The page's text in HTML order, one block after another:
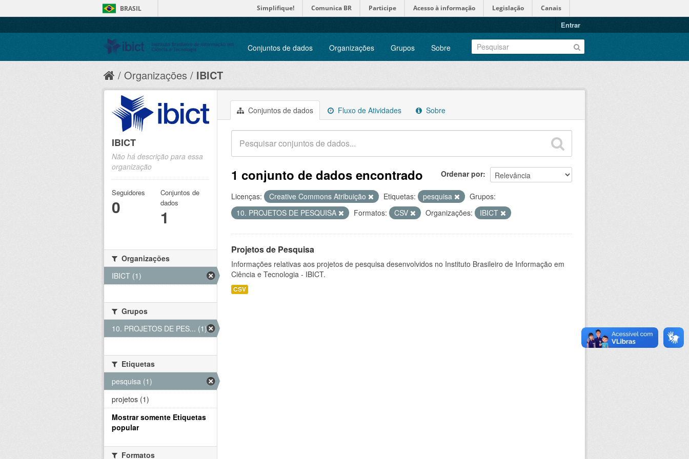
BRASIL Simplifique! Comunica BR Participe Acesso à informação Legislação Canais
Entrar
Conjuntos de dados Organizações Grupos Sobre
Organizações IBICT
Conjuntos de dados Fluxo de Atividades Sobre
Ordenar por
1 conjunto de dados encontrado
Licenças: Creative Commons Atribuição Etiquetas: pesquisa
Grupos:
10. PROJETOS DE PESQUISA
Formatos: CSV Organizações: IBICT
Projetos de Pesquisa
Informações relativas aos projetos de pesquisa desenvolvidos no Instituto Brasileiro de Informação em
Ciência e Tecnologia - IBICT.
CSV
IBICT
Não há descrição para essa
organização
Seguidores
0
Conjuntos de
dados
1
Organizações
IBICT (1)
Grupos
10. PROJETOS DE PES... (1)
Etiquetas
pesquisa (1)
projetos (1)
Mostrar somente Etiquetas
popular
Formatos